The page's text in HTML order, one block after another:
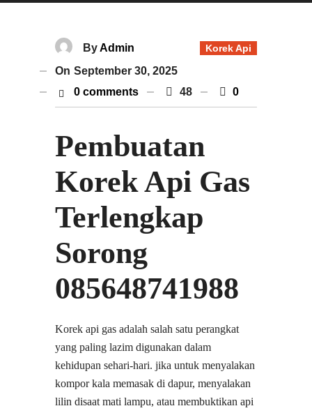
Korek Api
ByAdmin
On September 30, 2025
0 comments
48 0
Pembuatan
Korek Api Gas
Terlengkap
Sorong
085648741988
Korek api gas adalah salah satu perangkat
yang paling lazim digunakan dalam
kehidupan sehari-hari. jika untuk menyalakan
kompor kala memasak di dapur, menyalakan
lilin disaat mati lampu, atau membuktikan api